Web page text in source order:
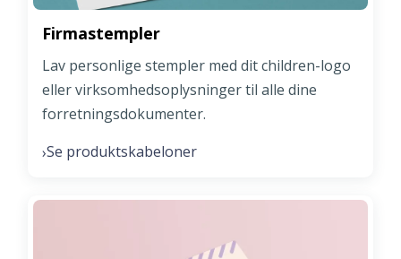
Firmastempler
Lav personlige stempler med dit children-logo
eller virksomhedsoplysninger til alle dine
forretningsdokumenter.
›Se produktskabeloner